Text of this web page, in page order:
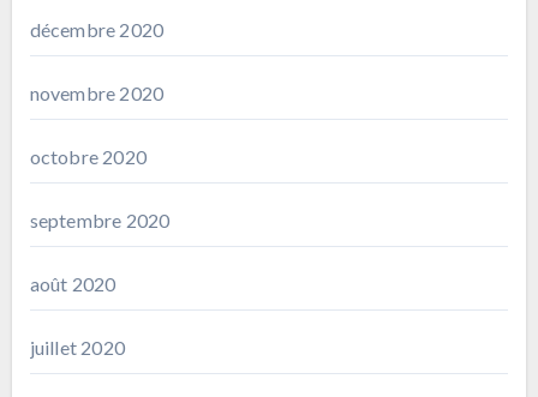
décembre 2020
novembre 2020
octobre 2020
septembre 2020
août 2020
juillet 2020